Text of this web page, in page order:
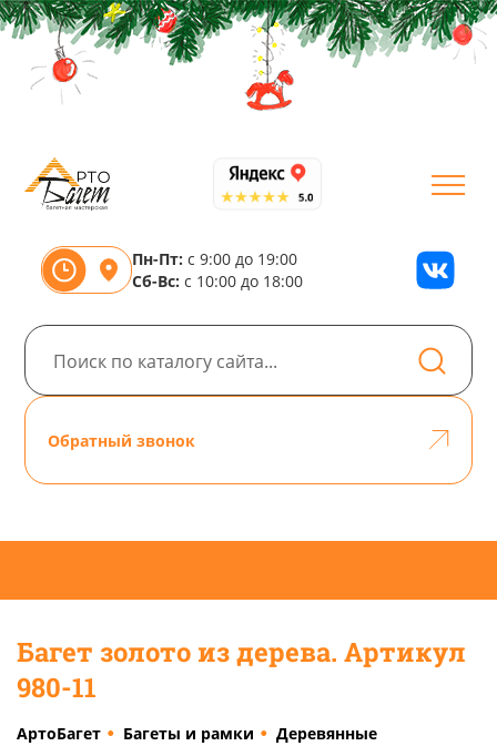
Пн-Пт: с 9:00 до 19:00
Сб-Вс: с 10:00 до 18:00
Обратный звонок
Багет золото из дерева. Артикул
980-11
АртоБагет Багеты и рамки Деревянные